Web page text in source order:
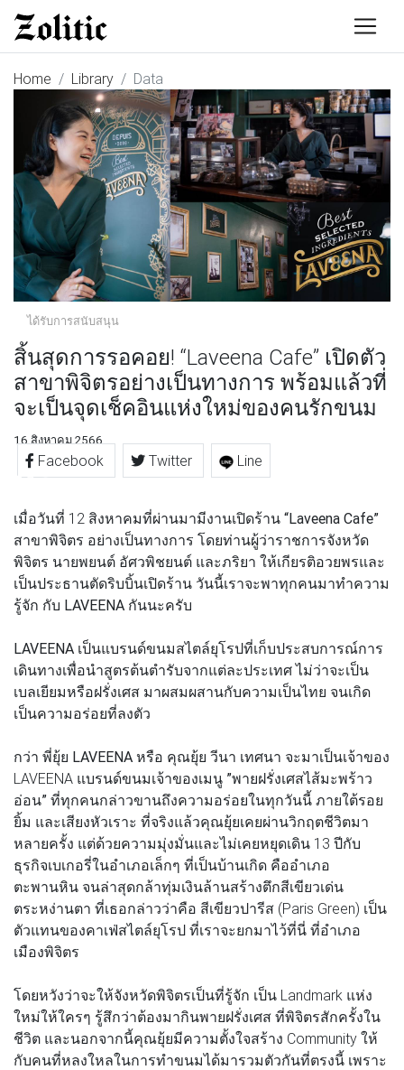
Home Library Data
ได้รับการสนับสนุน
สิ้นสุดการรอคอย! “Laveena Cafe” เปิดตัว
สาขาพิจิตรอย่างเป็นทางการ พร้อมแล้วที่
จะเป็นจุดเช็คอินแห่งใหม่ของคนรักขนม
16 สิงหาคม 2566
Facebook Twitter Line
เมื่อวันที่ 12 สิงหาคมที่ผ่านมามีงานเปิดร้าน “Laveena Cafe”
สาขาพิจิตร อย่างเป็นทางการ โดยท่านผู้ว่าราชการจังหวัด
พิจิตร นายพยนต์ อัศวพิชยนต์ และภริยา ให้เกียรติอวยพรและ
เป็นประธานตัดริบบิ้นเปิดร้าน วันนี้เราจะพาทุกคนมาทำความ
รู้จัก กับ LAVEENA กันนะครับ
LAVEENA เป็นแบรนด์ขนมสไตล์ยุโรปที่เก็บประสบการณ์การ
เดินทางเพื่อนำสูตรต้นตำรับจากแต่ละประเทศ ไม่ว่าจะเป็น
เบลเยียมหรือฝรั่งเศส มาผสมผสานกับความเป็นไทย จนเกิด
เป็นความอร่อยที่ลงตัว
กว่า พี่ยุ้ย LAVEENA หรือ คุณยุ้ย วีนา เทศนา จะมาเป็นเจ้าของ
LAVEENA แบรนด์ขนมเจ้าของเมนู ”พายฝรั่งเศสไส้มะพร้าว
อ่อน” ที่ทุกคนกล่าวขานถึงความอร่อยในทุกวันนี้ ภายใต้รอย
ยิ้ม และเสียงหัวเราะ ที่จริงแล้วคุณยุ้ยเคยผ่านวิกฤตชีวิตมา
หลายครั้ง แต่ด้วยความมุ่งมั่นและไม่เคยหยุดเดิน 13 ปีกับ
ธุรกิจเบเกอรี่ในอำเภอเล็กๆ ที่เป็นบ้านเกิด คืออำเภอ
ตะพานหิน จนล่าสุดกล้าทุ่มเงินล้านสร้างตึกสีเขียวเด่น
ตระหง่านตา ที่เธอกล่าวว่าคือ สีเขียวปารีส (Paris Green) เป็น
ตัวแทนของคาเฟ่สไตล์ยุโรป ที่เราจะยกมาไว้ที่นี่ ที่อำเภอ
เมืองพิจิตร
โดยหวังว่าจะให้จังหวัดพิจิตรเป็นที่รู้จัก เป็น Landmark แห่ง
ใหม่ให้ใครๆ รู้สึกว่าต้องมากินพายฝรั่งเศส ที่พิจิตรสักครั้งใน
ชีวิต และนอกจากนี้คุณยุ้ยมีความตั้งใจสร้าง Community ให้
กับคนที่หลงใหลในการทำขนมได้มารวมตัวกันที่ตรงนี้ เพราะ